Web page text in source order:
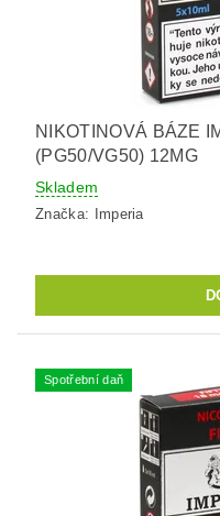
NIKOTINOVÁ BÁZE
(PG50/VG50) 12MG
Skladem
Značka: Imperia
Spotřební daň